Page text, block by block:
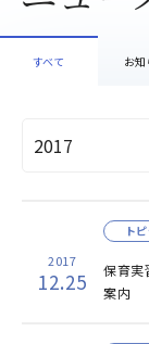
すべて お知
2017
12.25
保育実
案内
ト